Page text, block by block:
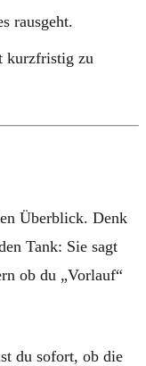
rausgeht.
kurzfristig zu
Überblick. Denk
Tank: Sie sagt
ob du „Vorlauf“
du sofort, ob die